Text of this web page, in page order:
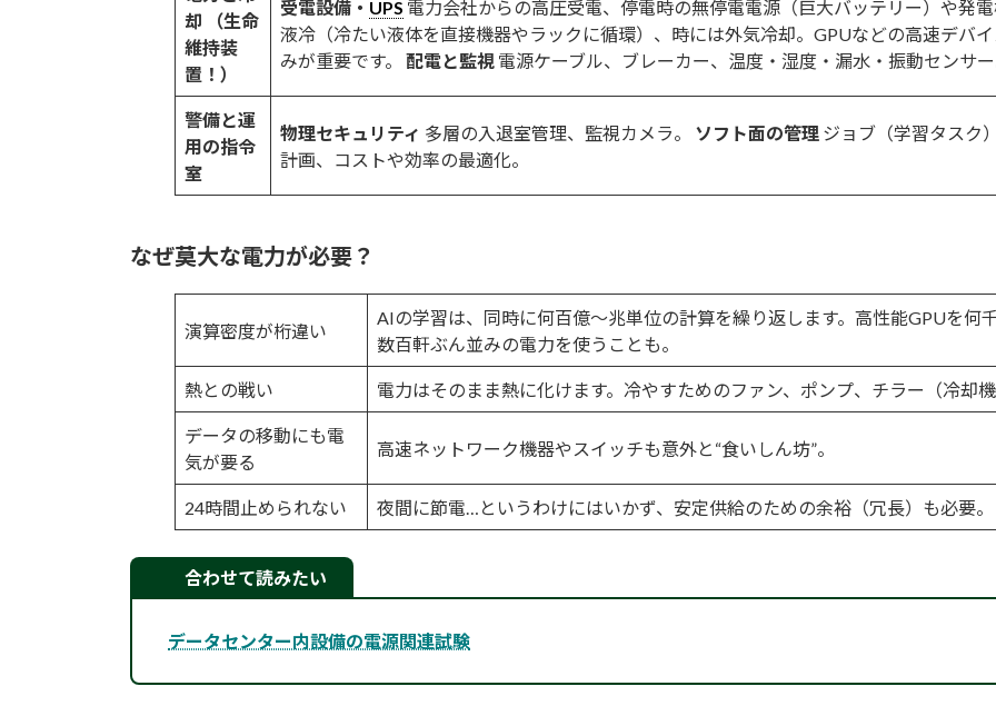
却
（生命
維持装
置！）
受電設備・ UPS 電力会社からの高圧受電、停電時の無停電電源（巨大バッテリー）や発電
液冷（冷たい液体を直接機器やラックに循環）、時には外気冷却。GPUなどの高速デバ
みが重要です。 配電と監視 電源ケーブル、ブレーカー、温度・湿度・漏水・振動センサー
警備と運
用の指令
室
物理セキュリティ 多層の入退室管理、監視カメラ。 ソフト面の管理 ジョブ（学習タスク
計画、コストや効率の最適化。
なぜ莫大な電力が必要？
演算密度が桁違い
AIの学習は、同時に何百億〜兆単位の計算を繰り返します。高性能GPUを何
数百軒ぶん並みの電力を使うことも。
熱との戦い 電力はそのまま熱に化けます。冷やすためのファン、ポンプ、チラー（冷却
データの移動にも電
気が要る
高速ネットワーク機器やスイッチも意外と“食いしん坊”。
24時間止められない 夜間に節電…というわけにはいかず、安定供給のための余裕（冗長）も必要。
合わせて読みたい
データセンター内設備の電源関連試験